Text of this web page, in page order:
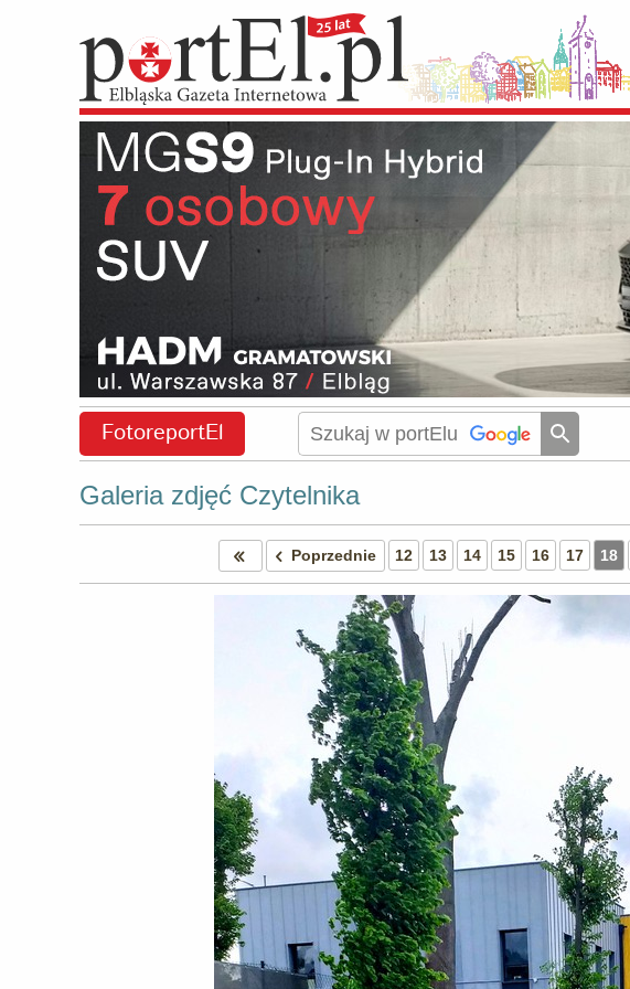
FotoreportEl
Galeria zdjęć Czytelnika
Poprzednie 12 13 14 15 16 17 18